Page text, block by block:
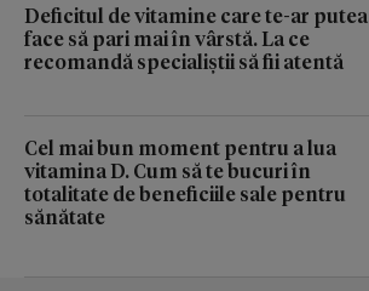
Deficitul de vitamine care te-ar putea
face să pari mai în vârstă. La ce
recomandă specialiștii să fii atentă
Cel mai bun moment pentru a lua
vitamina D. Cum să te bucuri în
totalitate de beneficiile sale pentru
sănătate